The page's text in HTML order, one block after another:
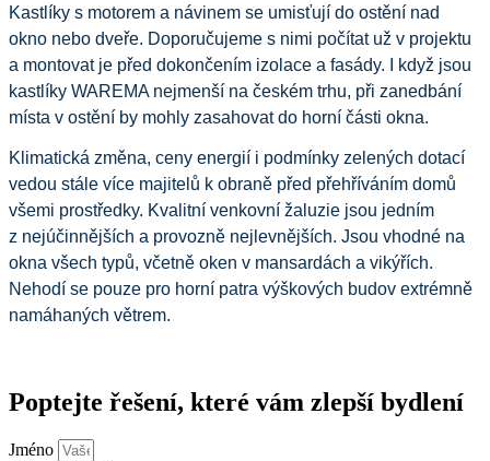
Kastlíky s motorem a návinem se umisťují do ostění nad
okno nebo dveře. Doporučujeme s nimi počítat už v projektu
a montovat je před dokončením izolace a fasády. I když jsou
kastlíky WAREMA nejmenší na českém trhu, při zanedbání
místa v ostění by mohly zasahovat do horní části okna.
Klimatická změna, ceny energií i podmínky zelených dotací
vedou stále více majitelů k obraně před přehříváním domů
všemi prostředky. Kvalitní venkovní žaluzie jsou jedním
z nejúčinnějších a provozně nejlevnějších. Jsou vhodné na
okna všech typů, včetně oken v mansardách a vikýřích.
Nehodí se pouze pro horní patra výškových budov extrémně
namáhaných větrem.
Poptejte řešení, které vám zlepší bydlení
Jméno